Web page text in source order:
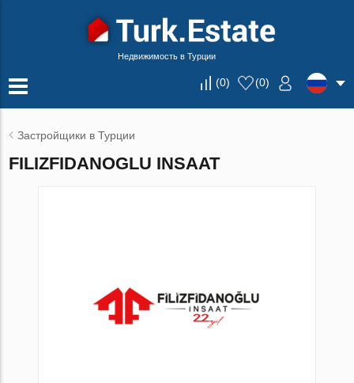
Недвижимость в Турции
(0) (0)
Застройщики в Турции
FILIZFIDANOGLU INSAAT